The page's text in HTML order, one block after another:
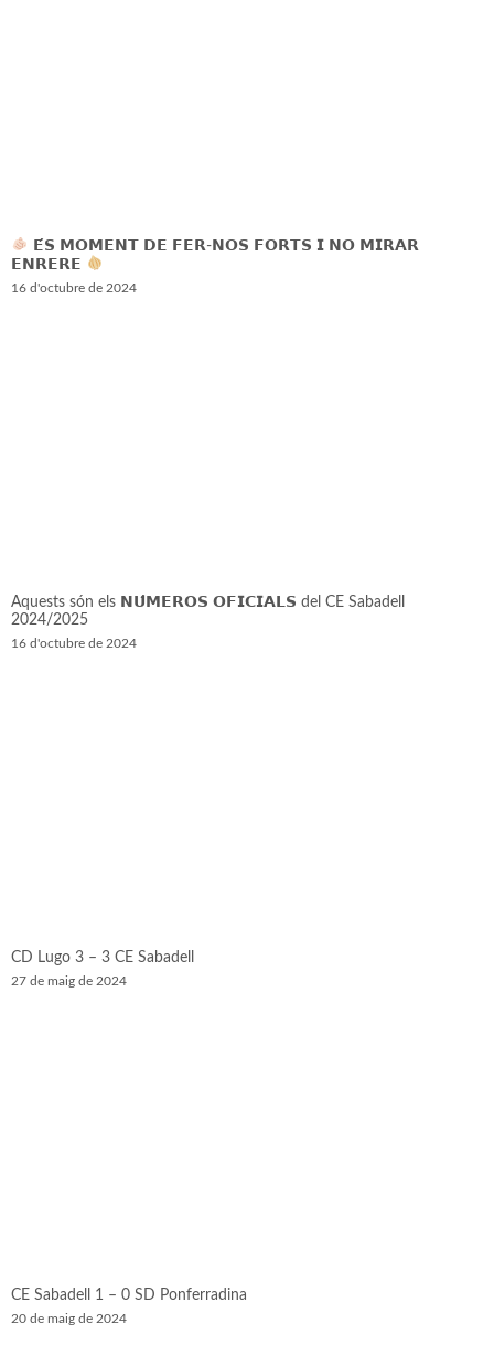
𝗘́𝗦 𝗠𝗢𝗠𝗘𝗡𝗧 𝗗𝗘 𝗙𝗘𝗥-𝗡𝗢𝗦 𝗙𝗢𝗥𝗧𝗦 𝗜 𝗡𝗢 𝗠𝗜𝗥𝗔𝗥
𝗘𝗡𝗥𝗘𝗥𝗘
16 d'octubre de 2024
Aquests són els 𝗡𝗨́𝗠𝗘𝗥𝗢𝗦 𝗢𝗙𝗜𝗖𝗜𝗔𝗟𝗦 del CE Sabadell
2024/2025
16 d'octubre de 2024
CD Lugo 3 – 3 CE Sabadell
27 de maig de 2024
CE Sabadell 1 – 0 SD Ponferradina
20 de maig de 2024